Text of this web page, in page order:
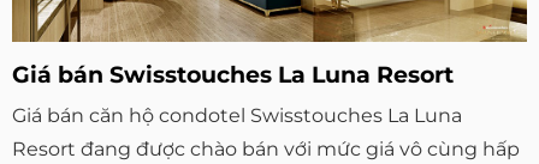
Giá bán Swisstouches La Luna Resort
Giá bán căn hộ condotel Swisstouches La Luna
Resort đang được chào bán với mức giá vô cùng hấp